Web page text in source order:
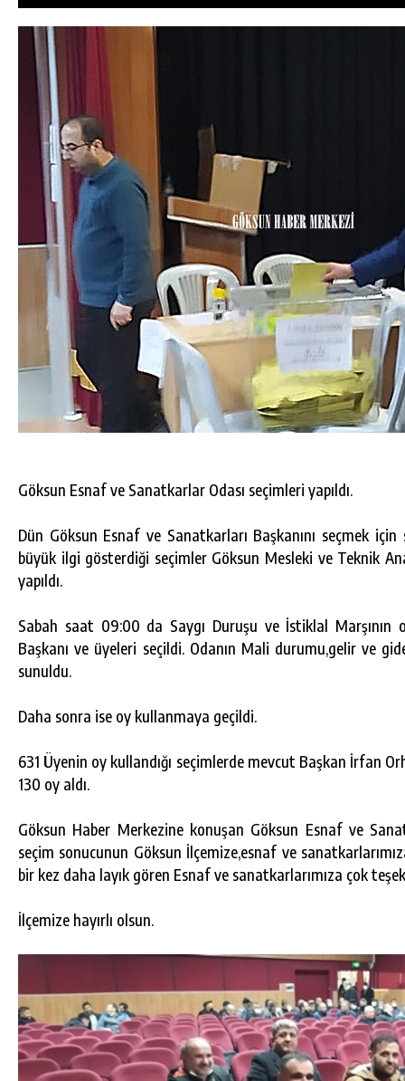
Göksun Esnaf ve Sanatkarlar Odası seçimleri yapıldı.
Dün Göksun Esnaf ve Sanatkarları Başkanını seçmek
büyük ilgi gösterdiği seçimler Göksun Mesleki ve Teknik
yapıldı.
Sabah saat 09:00 da Saygı Duruşu ve İstiklal Marşının
Başkanı ve üyeleri seçildi. Odanın Mali durumu,gelir ve
sunuldu.
Daha sonra ise oy kullanmaya geçildi.
631 Üyenin oy kullandığı seçimlerde mevcut Başkan İrfan
130 oy aldı.
Göksun Haber Merkezine konuşan Göksun Esnaf ve
seçim sonucunun Göksun İlçemize,esnaf ve
bir kez daha layık gören Esnaf ve sanatkarlarımıza çok
İlçemize hayırlı olsun.